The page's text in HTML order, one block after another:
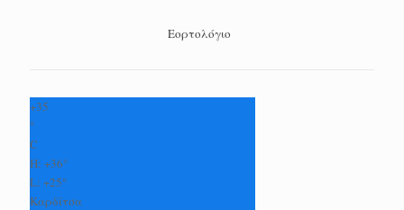
Εορτολόγιο
+35
°
C
H: +36°
L: +25°
Καρδίτσα